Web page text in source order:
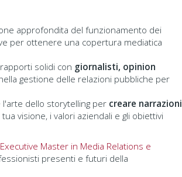
approfondita del funzionamento dei
per ottenere una copertura mediatica
solidi con giornalisti, opinion
gestione delle relazioni pubbliche per
dello storytelling per creare narrazioni
visione, i valori aziendali e gli obiettivi
Executive Master in Media Relations e
presenti e futuri della